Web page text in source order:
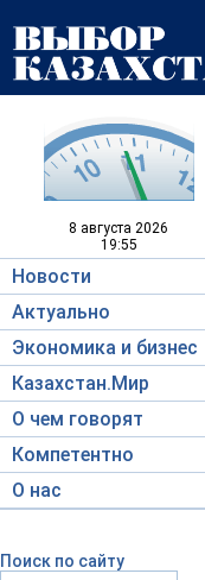
8 августа 2026
19:55
Новости
Актуально
Экономика и бизнес
Казахстан.Мир
О чем говорят
Компетентно
О нас
Поиск по сайту